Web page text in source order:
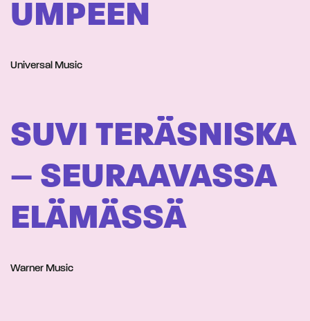
UMPEEN
Universal Music
SUVI TERÄSNISKA
– SEURAAVASSA
ELÄMÄSSÄ
Warner Music